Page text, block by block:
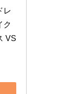
レ
ク
VS